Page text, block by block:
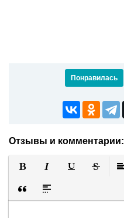
Понравилась
Отзывы и комментарии:
Вставка цитаты
Вставка спойлера